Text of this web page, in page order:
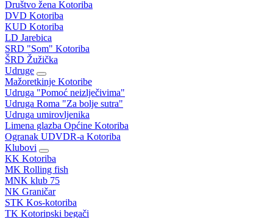
Društvo žena Kotoriba
DVD Kotoriba
KUD Kotoriba
LD Jarebica
SRD "Som" Kotoriba
ŠRD Žužička
Udruge
Mažoretkinje Kotoribe
Udruga "Pomoć neizlječivima"
Udruga Roma "Za bolje sutra"
Udruga umirovljenika
Limena glazba Općine Kotoriba
Ogranak UDVDR-a Kotoriba
Klubovi
KK Kotoriba
MK Rolling fish
MNK klub 75
NK Graničar
STK Kos-kotoriba
TK Kotoripski begači